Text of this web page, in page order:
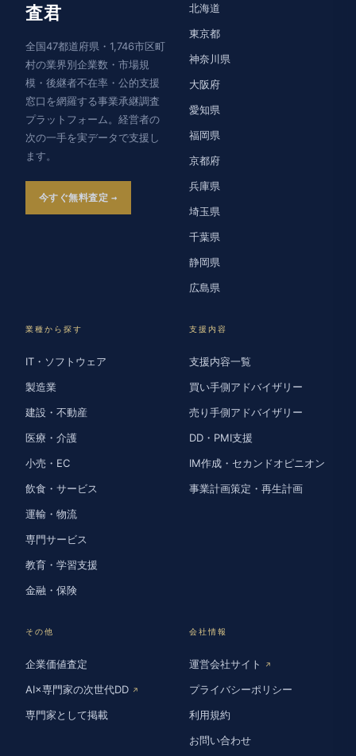
査君
全国47都道府県・1,746市区町
村の業界別企業数・市場規
模・後継者不在率・公的支援
窓口を網羅する事業承継調査
プラットフォーム。経営者の
次の一手を実データで支援し
ます。
今すぐ無料査定
北海道
東京都
神奈川県
大阪府
愛知県
福岡県
京都府
兵庫県
埼玉県
千葉県
静岡県
広島県
業種から探す
IT・ソフトウェア
製造業
建設・不動産
医療・介護
小売・EC
飲食・サービス
運輸・物流
専門サービス
教育・学習支援
金融・保険
支援内容
支援内容一覧
買い手側アドバイザリー
売り手側アドバイザリー
DD・PMI支援
IM作成・セカンドオピニオン
事業計画策定・再生計画
その他
企業価値査定
AI×専門家の次世代DD ↗
専門家として掲載
会社情報
運営会社サイト ↗
プライバシーポリシー
利用規約
お問い合わせ